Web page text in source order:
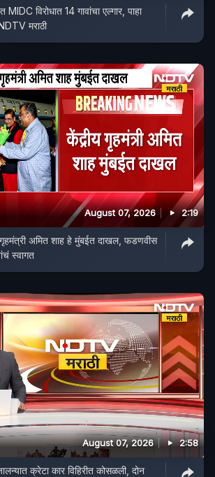
विरोधात 14 गावांचा एल्गार, पाहा
मराठी
August 07, 2026 2:19
अमित शाह हे मुंबईत दाखल, फडणवीस
स्वागत
August 07, 2026 2:58
क्रेटा कार विहिरीत कोसळली, दोन